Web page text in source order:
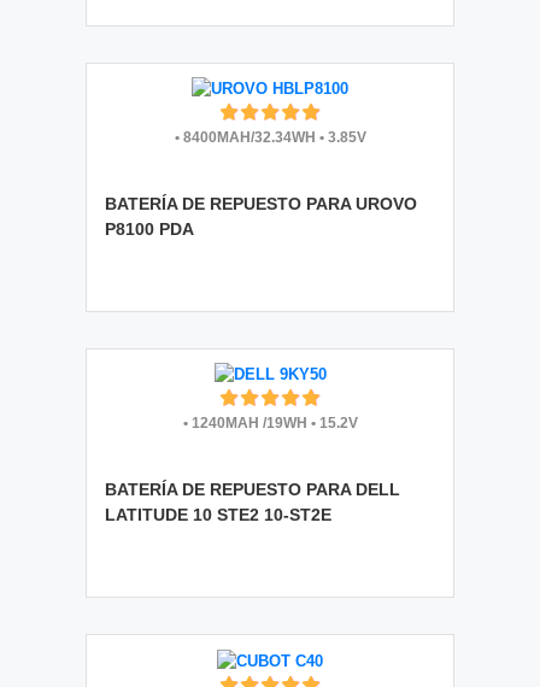
•8400MAH/32.34WH •3.85V
BATERÍA DE REPUESTO PARA UROVO
P8100 PDA
•1240MAH /19WH •15.2V
BATERÍA DE REPUESTO PARA DELL
LATITUDE 10 STE2 10-ST2E